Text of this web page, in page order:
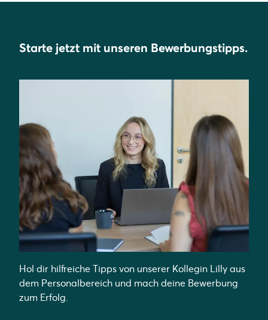
Starte jetzt mit unseren Bewerbungstipps.
Hol dir hilfreiche Tipps von unserer Kollegin Lilly aus
dem Personalbereich und mach deine Bewerbung
zum Erfolg.